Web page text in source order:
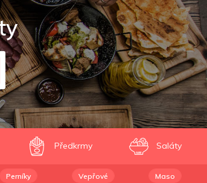
Předkrmy Saláty
Perníky Vepřové Maso